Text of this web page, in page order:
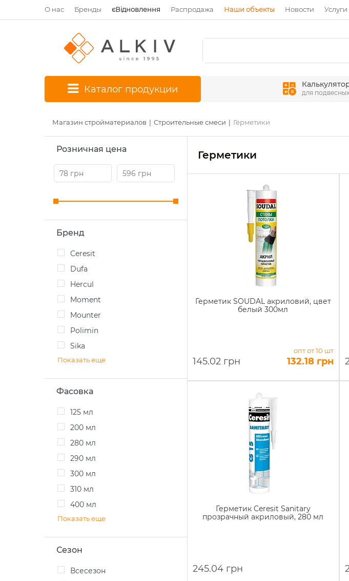
О нас Бренды єВідновлення Распродажа Наши объекты Новости Услуги
Каталог продукции для
Магазин стройматериалов Строительные смеси Герметики
Розничная цена
Бренд
Ceresit
Dufa
Hercul
Moment
Mounter
Polimin
Sika
Показать еще
Фасовка
125 мл
200 мл
280 мл
290 мл
300 мл
310 мл
400 мл
Показать еще
Сезон
Всесезон
Герметики
Герметик SOUDAL акриловий, цвет
белый 300мл
145.02 грн
опт от 10 шт
132.18 грн
Герметик Ceresit Sanitary
прозрачный акриловый, 280 мл
245.04 грн